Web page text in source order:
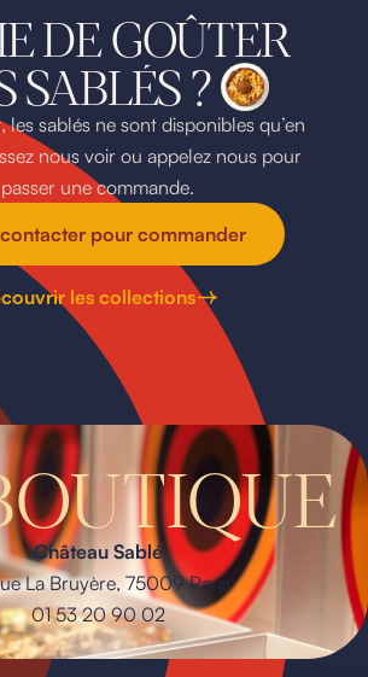
DE GOÛTER
SABLÉS ?
les sablés ne sont disponibles qu’en
nous voir ou appelez nous pour
passer une commande.
pour commander
les collections
Château Sablé
La Bruyère, 75009 Paris
01 53 20 90 02